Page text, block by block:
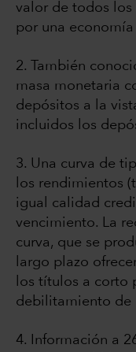
valor de todos los
por una
2. También
masa monetaria
depósitos a la
incluidos los
3. Una curva de
los rendimientos
igual calidad
vencimiento. La
curva, que se
largo plazo
los títulos a corto
debilitamiento de
4. Información a